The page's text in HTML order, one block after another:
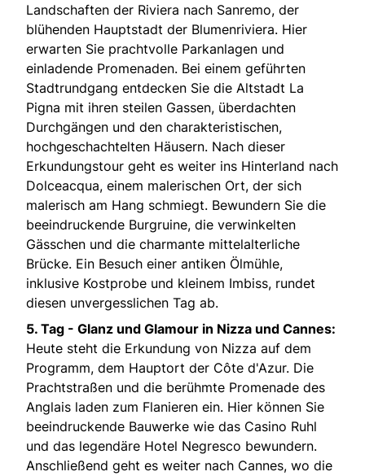
Landschaften der Riviera nach Sanremo, der
blühenden Hauptstadt der Blumenriviera. Hier
erwarten Sie prachtvolle Parkanlagen und
einladende Promenaden. Bei einem geführten
Stadtrundgang entdecken Sie die Altstadt La
Pigna mit ihren steilen Gassen, überdachten
Durchgängen und den charakteristischen,
hochgeschachtelten Häusern. Nach dieser
Erkundungstour geht es weiter ins Hinterland nach
Dolceacqua, einem malerischen Ort, der sich
malerisch am Hang schmiegt. Bewundern Sie die
beeindruckende Burgruine, die verwinkelten
Gässchen und die charmante mittelalterliche
Brücke. Ein Besuch einer antiken Ölmühle,
inklusive Kostprobe und kleinem Imbiss, rundet
diesen unvergesslichen Tag ab.
5. Tag - Glanz und Glamour in Nizza und Cannes:
Heute steht die Erkundung von Nizza auf dem
Programm, dem Hauptort der Côte d'Azur. Die
Prachtstraßen und die berühmte Promenade des
Anglais laden zum Flanieren ein. Hier können Sie
beeindruckende Bauwerke wie das Casino Ruhl
und das legendäre Hotel Negresco bewundern.
Anschließend geht es weiter nach Cannes, wo die